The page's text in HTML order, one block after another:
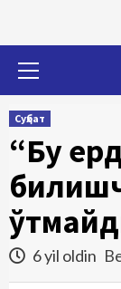
Суҳбат
“Бу
6 yil oldin